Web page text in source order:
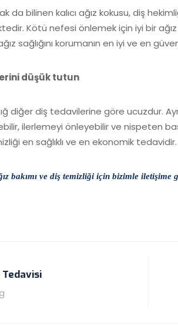
da bilinen kalıcı ağız kokusu, diş
Kötü nefesi önlemek için iyi bir
sağlığını korumanın en iyi ve en
düşük tutun
diğer diş tedavilerine göre ucuzdur.
ilerlemeyi önleyebilir ve nispeten
en sağlıklı ve en ekonomik tedavidir.
bakımı ve diş temizliği için bizimle iletişime